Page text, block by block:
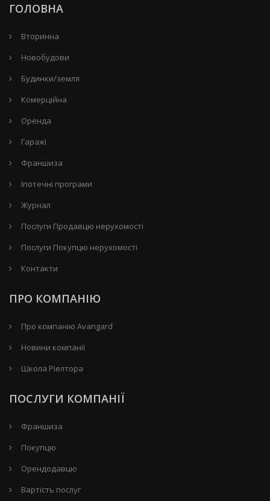
ГОЛОВНА
Вторинна
Новобудови
Будинки/земля
Комерційна
Оренда
Гаражі
Франшиза
Іпотечні програми
Журнал
Послуги Продавцю нерухомості
Послуги Покупцю нерухомості
Контакти
ПРО КОМПАНІЮ
Про компанію Avangard
Новини компанії
Школа Ріелтора
ПОСЛУГИ КОМПАНІЇ
Франшиза
Покупцю
Орендодавцю
Вартість послуг